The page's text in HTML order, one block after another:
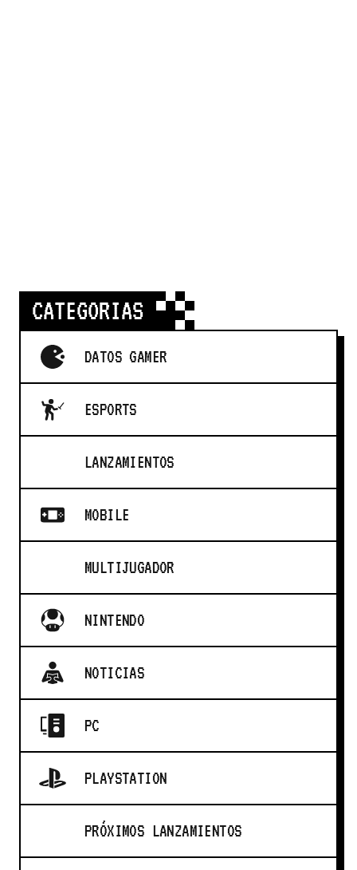
CATEGORIAS
DATOS GAMER
ESPORTS
LANZAMIENTOS
MOBILE
MULTIJUGADOR
NINTENDO
NOTICIAS
PC
PLAYSTATION
PRÓXIMOS LANZAMIENTOS